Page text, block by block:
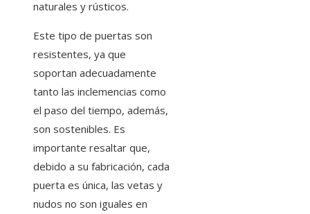
naturales y rústicos.
Este tipo de puertas son
resistentes, ya que
soportan adecuadamente
tanto las inclemencias como
el paso del tiempo, además,
son sostenibles. Es
importante resaltar que,
debido a su fabricación, cada
puerta es única, las vetas y
nudos no son iguales en